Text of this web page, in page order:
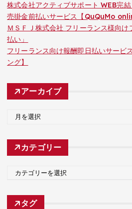
株式会社アクティブサポート WEB完
売掛金前払いサービス【QuQuMo
ＭＳＦＪ株式会社 フリーランス様向
払い」
フリーランス向け報酬即日払いサービ
ング】
アーカイブ
カ
カテゴリー
ゴ
タグ